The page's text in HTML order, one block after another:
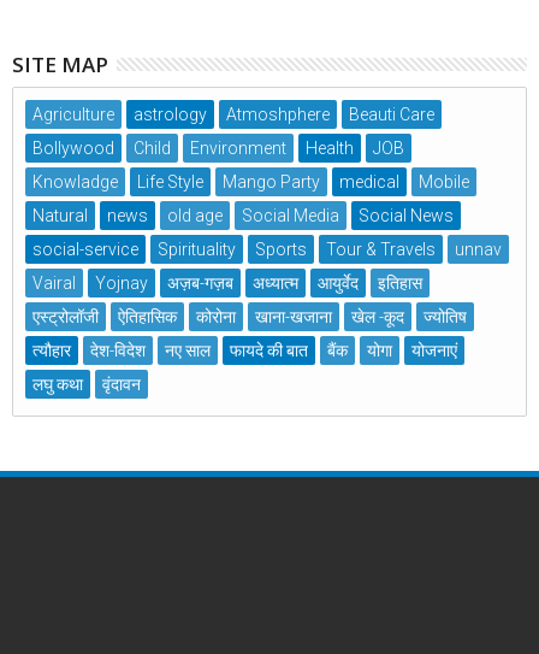
SITE MAP
Agriculture astrology Atmoshphere
Beauti Care
Bollywood
Child Environment Health
JOB
Knowladge
Life Style Mango Party medical
Mobile
Natural
news old age Social Media
Social News
social-service
Spirituality Sports Tour & Travels
unnav
Vairal
Yojnay अज़ब-गज़ब अध्यात्म आयुर्वेद
इतिहास
एस्ट्रोलॉजी
ऐतिहासिक कोरोना खाना-खजाना खेल -कूद
ज्योतिष
त्यौहार
देश-विदेश नए साल फायदे की बात बैंक योगा
योजनाएं
लघु कथा
वृंदावन